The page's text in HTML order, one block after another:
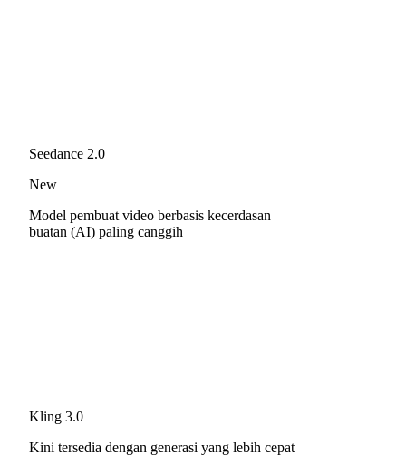
Seedance 2.0
New
Model pembuat video berbasis kecerdasan
buatan (AI) paling canggih
Kling 3.0
Kini tersedia dengan generasi yang lebih cepat